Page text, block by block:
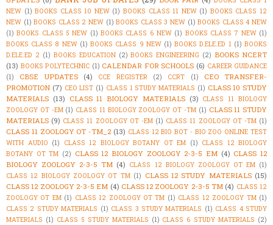
NEW (1) BOOKS CLASS 10 NEW (1) BOOKS CLASS 11 NEW (1) BOOKS CLASS 12
NEW (1) BOOKS CLASS 2 NEW (1) BOOKS CLASS 3 NEW (1) BOOKS CLASS 4 NEW
(1) BOOKS CLASS 5 NEW (1) BOOKS CLASS 6 NEW (1) BOOKS CLASS 7 NEW (1)
BOOKS CLASS 8 NEW (1) BOOKS CLASS 9 NEW (1) BOOKS D.ELE.ED 1 (1) BOOKS
D.ELE.ED 2 (1) BOOKS EDUCATION (2) BOOKS ENGINEERING (2) BOOKS NCERT
(13) BOOKS POLYTECHNIC (1) CALENDAR FOR SCHOOLS (6) CAREER GUIDANCE
(1)
CBSE UPDATES (4) CCE REGISTER (2) CCRT (1)
CEO TRANSFER-
PROMOTION (7) CEO LIST (1) CLASS 1 STUDY MATERIALS (1) CLASS 10 STUDY
MATERIALS (13) CLASS 11 BIOLOGY MATERIALS (3) CLASS 11 BIOLOGY
ZOOLOGY OT -EM (1) CLASS 11 BIOLOGY ZOOLOGY OT -TM (1) CLASS 11 STUDY
MATERIALS (9) CLASS 11 ZOOLOGY OT -EM (1) CLASS 11 ZOOLOGY OT -TM (1)
CLASS 11 ZOOLOGY OT -TM_2 (13) CLASS 12 BIO BOT - BIO ZOO ONLINE TEST
WITH AUDIO (1) CLASS 12 BIOLOGY BOTANY OT EM (1) CLASS 12 BIOLOGY
BOTANY OT TM (2) CLASS 12 BIOLOGY ZOOLOGY 2-3-5 EM (4) CLASS 12
BIOLOGY ZOOLOGY 2-3-5 TM (4) CLASS 12 BIOLOGY ZOOLOGY OT EM (1)
CLASS 12 BIOLOGY ZOOLOGY OT TM (1) CLASS 12 STUDY MATERIALS (15)
CLASS 12 ZOOLOGY 2-3-5 EM (4) CLASS 12 ZOOLOGY 2-3-5 TM (4) CLASS 12
ZOOLOGY OT EM (1) CLASS 12 ZOOLOGY OT TM (1) CLASS 12 ZOOLOGY TM (1)
CLASS 2 STUDY MATERIALS (1) CLASS 3 STUDY MATERIALS (1) CLASS 4 STUDY
MATERIALS (1) CLASS 5 STUDY MATERIALS (1) CLASS 6 STUDY MATERIALS (2)